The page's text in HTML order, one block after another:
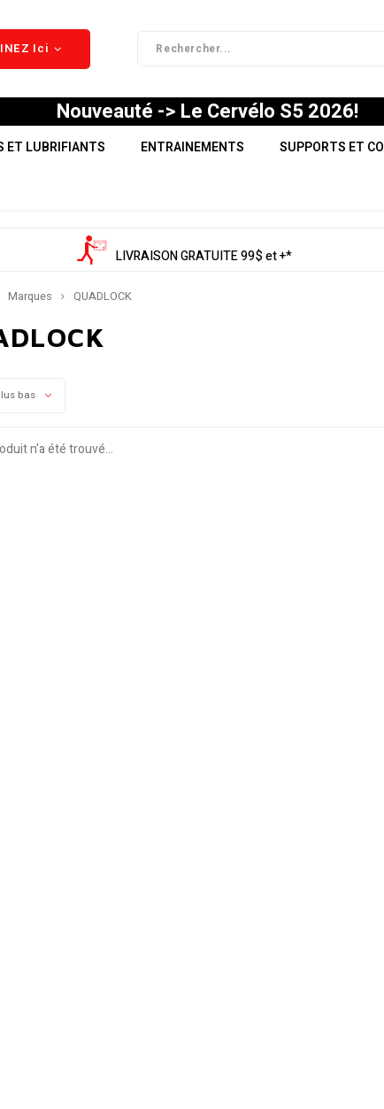
Ici
Nouveauté -> Le Cervélo S5 2026!
ET LUBRIFIANTS ENTRAINEMENTS SUPPORTS ET
LIVRAISON GRATUITE 99$ et +*
Marques QUADLOCK
bas
n'a été trouvé...